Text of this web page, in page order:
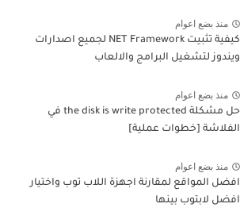
منذ بضع اعوام
كيفية تثبيت NET Framework لجميع اصدارات
ويندوز لتشغيل البرامج والالعاب
منذ بضع اعوام
حل مشكلة the disk is write protected في
الفلاشة [خطوات عملية]
منذ بضع اعوام
افضل المواقع لمقارنة اجهزة اللاب توب واختيار
افضل لابتوب بينها